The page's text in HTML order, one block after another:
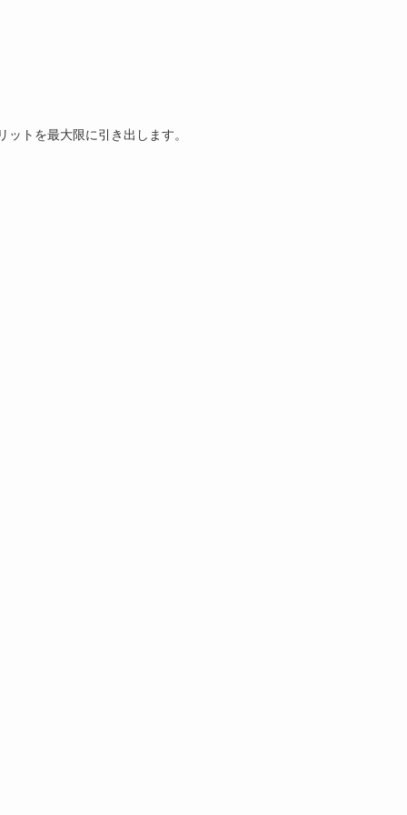
トを最大限に引き出します。